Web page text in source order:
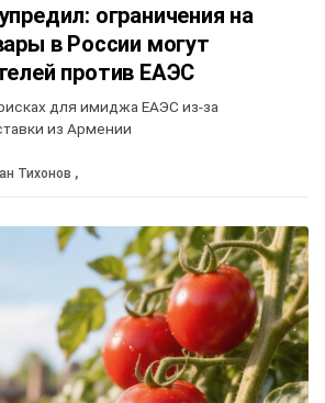
ограничения на
в России могут
против ЕАЭС
для имиджа ЕАЭС из-за
из Армении
Тихонов ,